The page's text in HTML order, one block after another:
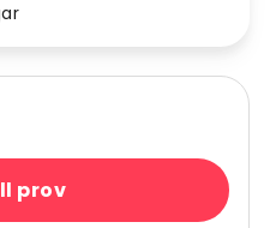
prov